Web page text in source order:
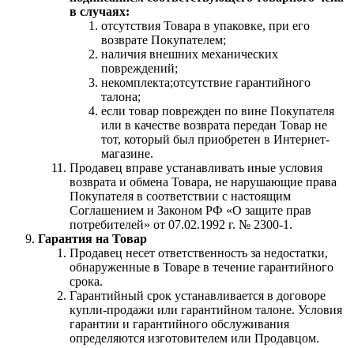
в случаях:
отсутствия Товара в упаковке, при его
возврате Покупателем;
наличия внешних механических
повреждений;
некомплекта;отсутствие гарантийного
талона;
если товар поврежден по вине Покупателя
или в качестве возврата передан Товар не
тот, который был приобретен в Интернет-
магазине.
Продавец вправе устанавливать иные условия
возврата и обмена Товара, не нарушающие права
Покупателя в соответствии с настоящим
Соглашением и Законом РФ «О защите прав
потребителей» от 07.02.1992 г. № 2300-1.
Гарантия на Товар
Продавец несет ответственность за недостатки,
обнаруженные в Товаре в течение гарантийного
срока.
Гарантийный срок устанавливается в договоре
купли-продажи или гарантийном талоне. Условия
гарантии и гарантийного обслуживания
определяются изготовителем или Продавцом.